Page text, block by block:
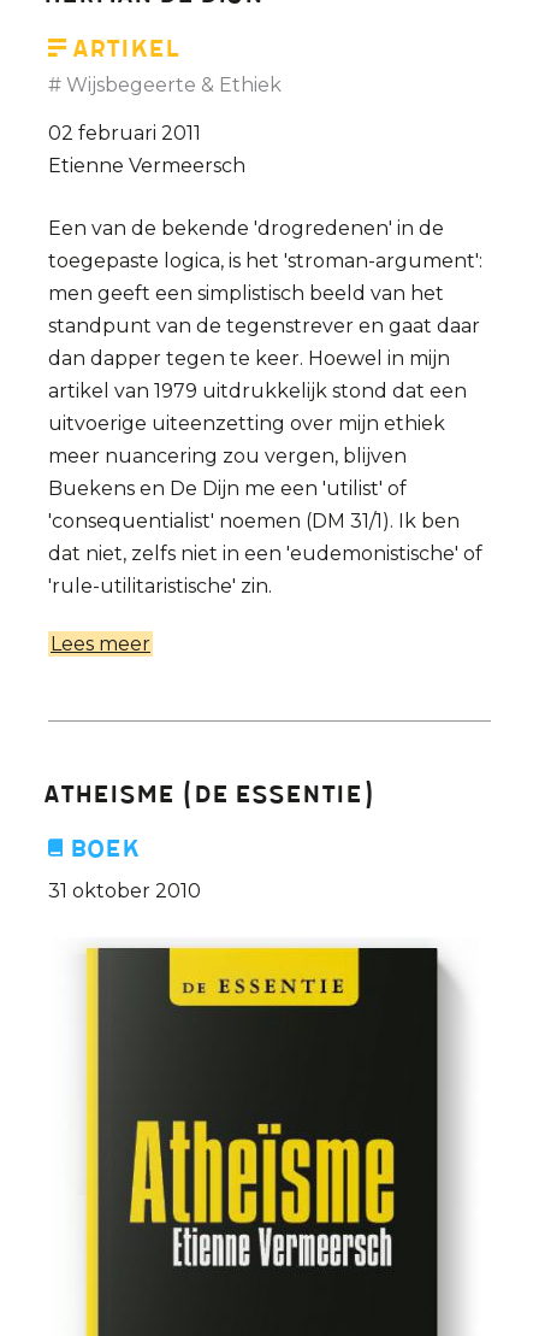
miljard
-
eindige
aardbol
de
bevolking
niet
onbeperkt
blijven
groeien.
Artikel
Wijsbegeerte & Ethiek
02 februari 2011
Etienne Vermeersch
Een van de bekende 'drogredenen' in de
toegepaste logica, is het 'stroman-argument':
men geeft een simplistisch beeld van het
standpunt van de tegenstrever en gaat daar
dan dapper tegen te keer. Hoewel in mijn
artikel van 1979 uitdrukkelijk stond dat een
uitvoerige uiteenzetting over mijn ethiek
meer nuancering zou vergen, blijven
Buekens en De Dijn me een 'utilist' of
'consequentialist' noemen (DM 31/1). Ik ben
dat niet, zelfs niet in een 'eudemonistische' of
'rule-utilitaristische' zin.
Lees meer
Herman
Atheisme (De Essentie)
Boek
31 oktober 2010